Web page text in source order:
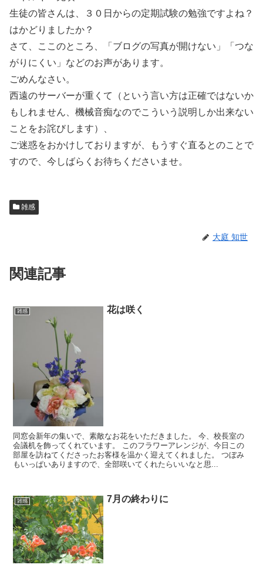
生徒の皆さんは、３０日からの定期試験の勉強ですよね？
はかどりましたか？
さて、ここのところ、「ブログの写真が開けない」「つな
がりにくい」などのお声があります。
ごめんなさい。
西遠のサーバーが重くて（という言い方は正確ではないか
もしれません、機械音痴なのでこういう説明しか出来ない
ことをお詫びします）、
ご迷惑をおかけしておりますが、もうすぐ直るとのことで
すので、今しばらくお待ちくださいませ。
雑感
大庭 知世
関連記事
雑感 花は咲く
同窓会新年の集いで、素敵なお花をいただきました。 今、校長室の
会議机を飾ってくれています。 このフラワーアレンジが、今日この
部屋を訪ねてくださったお客様を温かく迎えてくれました。 つぼみ
もいっぱいありますので、全部咲いてくれたらいいなと思...
雑感 7月の終わりに